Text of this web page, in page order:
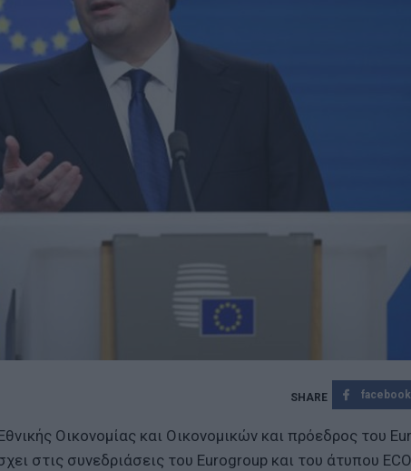
facebook
Οικονομίας και Οικονομικών και πρόεδρος του
στις συνεδριάσεις του Eurogroup και του άτυπου